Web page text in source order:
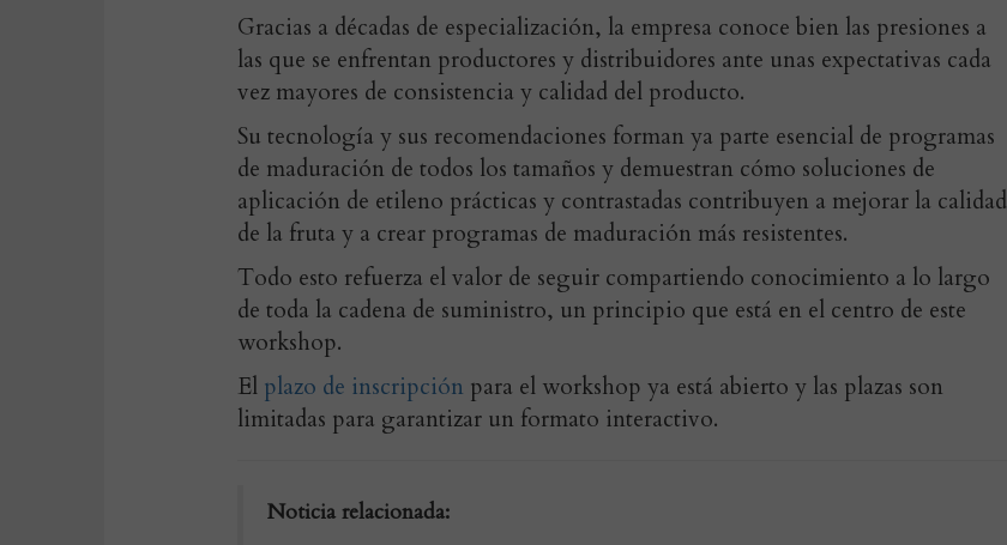
Gracias a décadas de especialización, la empresa conoce bien las presiones a
las que se enfrentan productores y distribuidores ante unas expectativas cada
vez mayores de consistencia y calidad del producto.
Su tecnología y sus recomendaciones forman ya parte esencial de programas
de maduración de todos los tamaños y demuestran cómo soluciones de
aplicación de etileno prácticas y contrastadas contribuyen a mejorar la calidad
de la fruta y a crear programas de maduración más resistentes.
Todo esto refuerza el valor de seguir compartiendo conocimiento a lo largo
de toda la cadena de suministro, un principio que está en el centro de este
workshop.
El plazo de inscripción para el workshop ya está abierto y las plazas son
limitadas para garantizar un formato interactivo.
Noticia relacionada: